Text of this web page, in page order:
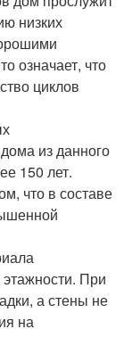
низких
означает, что
циклов
из данного
150 лет.
что в составе
При
а стены не
на